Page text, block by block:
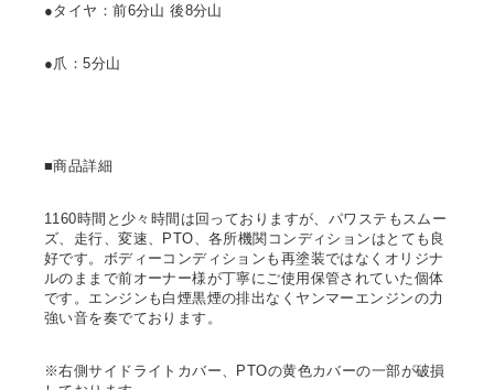
●タイヤ：前6分山 後8分山
●爪：5分山
■商品詳細
1160時間と少々時間は回っておりますが、パワステもスムー
ズ、走行、変速、PTO、各所機関コンディションはとても良
好です。ボディーコンディションも再塗装ではなくオリジナ
ルのままで前オーナー様が丁寧にご使用保管されていた個体
です。エンジンも白煙黒煙の排出なくヤンマーエンジンの力
強い音を奏でております。
※右側サイドライトカバー、PTOの黄色カバーの一部が破損